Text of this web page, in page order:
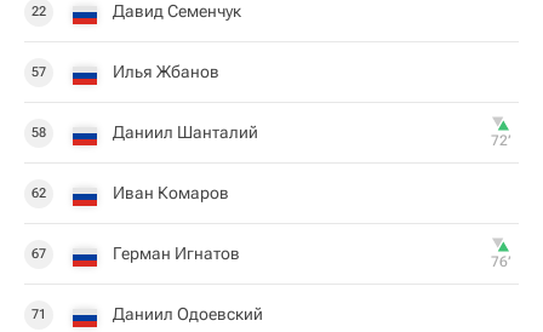
22 Давид Семенчук
57 Илья Жбанов
58 Даниил Шанталий 72‎’‎
62 Иван Комаров
67 Герман Игнатов 76‎’‎
71 Даниил Одоевский